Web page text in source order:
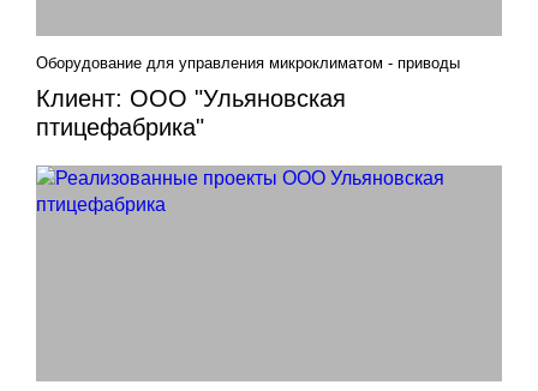
Клиент: ООО "Ульяновская
птицефабрика"
Оборудование для управления микроклиматом - приводы